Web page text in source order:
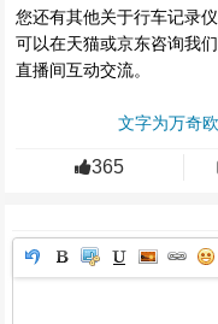
您还有其他关于行车记录
可以在天猫或京东咨询我
直播间互动交流。
文字为万奇
365